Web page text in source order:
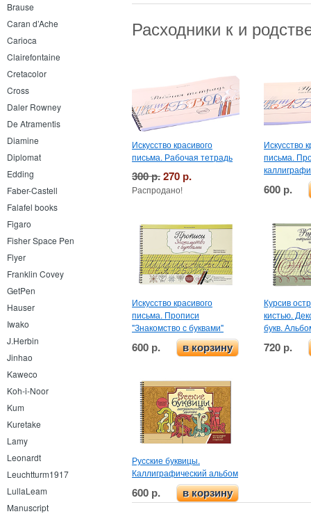
Brause
Caran d’Ache
Carioca
Clairefontaine
Cretacolor
Cross
Daler Rowney
De Atramentis
Diamine
Diplomat
Edding
Faber-Castell
Falafel books
Figaro
Fisher Space Pen
Flyer
Franklin Covey
GetPen
Hauser
Iwako
J.Herbin
Jinhao
Kaweco
Koh-i-Noor
Kum
Kuretake
Lamy
Leonardt
Leuchtturm1917
LullaLeam
Manuscript
Расходники к и
Искусство красивого
письма. Рабочая тетрадь
300 р.270 р.
Распродано!
Искусство
письма.
600 р.
Искусство красивого
письма. Прописи
"Знакомство с буквами"
600 р. в корзину
Курсив
кистью.
букв.
720 р.
Русские буквицы.
Каллиграфический альбом
600 р. в корзину